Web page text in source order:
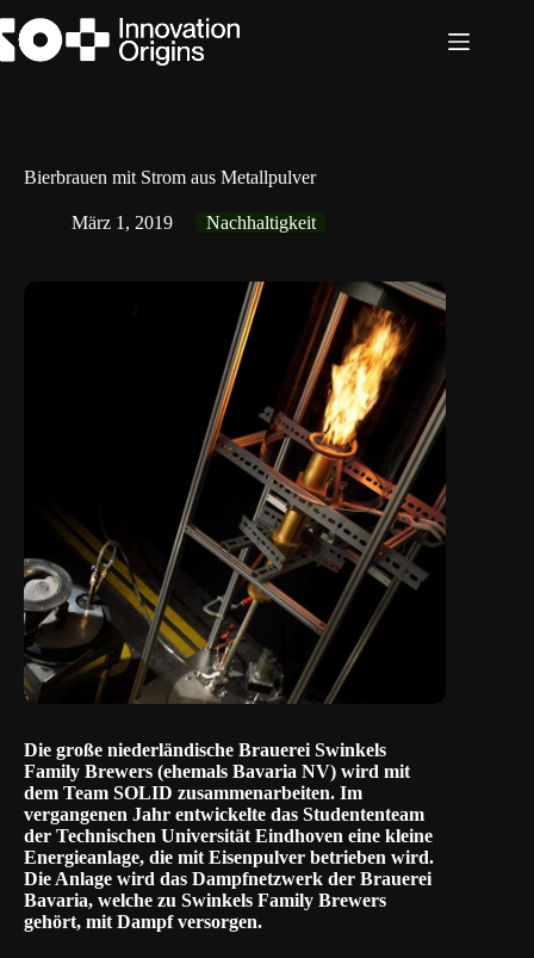
Inhalt
springen
Bierbrauen mit Strom aus Metallpulver
März 1, 2019 Nachhaltigkeit
Die große niederländische Brauerei Swinkels
Family Brewers (ehemals Bavaria NV) wird mit
dem Team SOLID zusammenarbeiten. Im
vergangenen Jahr entwickelte das Studententeam
der Technischen Universität Eindhoven eine kleine
Energieanlage, die mit Eisenpulver betrieben wird.
Die Anlage wird das Dampfnetzwerk der Brauerei
Bavaria, welche zu Swinkels Family Brewers
gehört, mit Dampf versorgen.